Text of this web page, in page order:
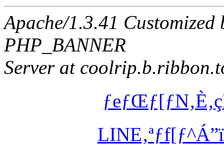
Apache/1.3.41 Customized
PHP_BANNER
Server at